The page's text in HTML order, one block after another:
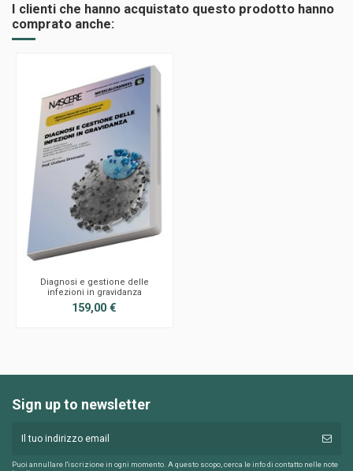
I clienti che hanno acquistato questo prodotto hanno
comprato anche:
Diagnosi e gestione delle
infezioni in gravidanza
159,00 €
Sign up to newsletter
Puoi annullare l'iscrizione in ogni momento. A questo scopo, cerca le info di contatto nelle note